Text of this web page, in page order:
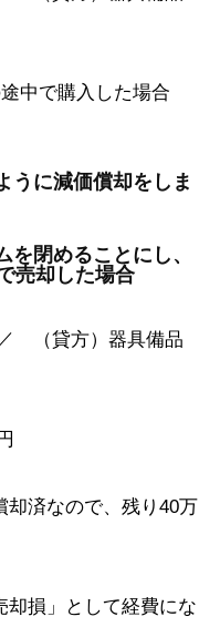
中で購入した場合
に減価償却をしま
閉めることにし、
売却した場合
（貸方）器具備品
済なので、残り40万
却損」として経費にな